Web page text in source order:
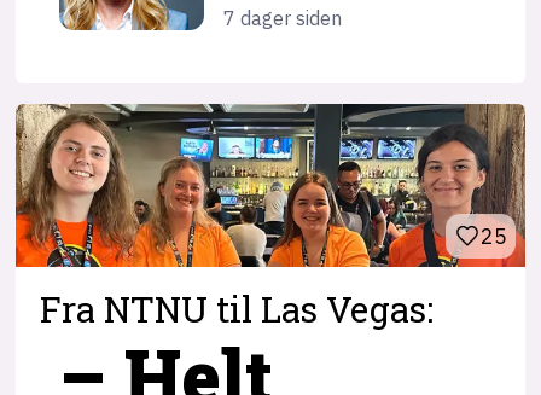
7 dager siden
25
Fra NTNU til Las Vegas: